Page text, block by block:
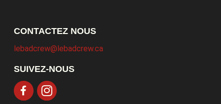
CONTACTEZ NOUS
lebadcrew@lebadcrew.ca
SUIVEZ-NOUS